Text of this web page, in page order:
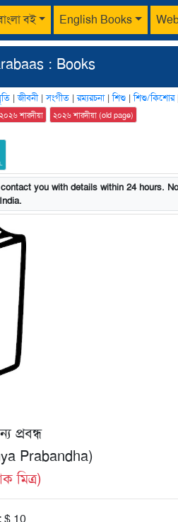
বই English Books
: Books
|জীবনী|সংগীত |রম্যরচনা|শিশু |শিশু/কিশোর
২০২৬ শারদীয়া
২০২৬ শারদীয়া (old page)
you with details within 24 hours.
প্রবন্ধ
Prabandha)
মিত্র)
$ 10